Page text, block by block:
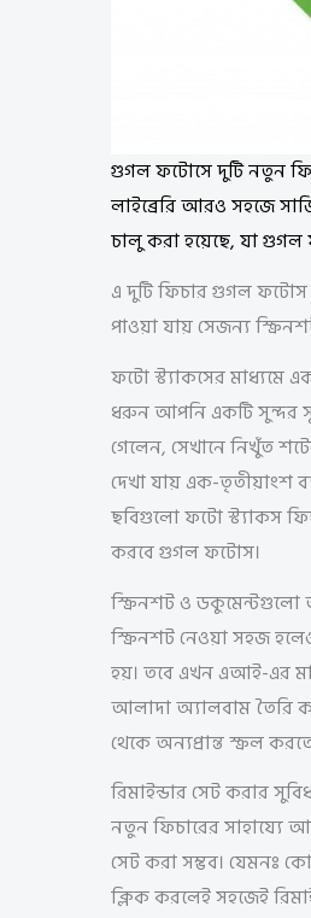
গুগল ফটোসে দুটি নতুন
লাইব্রেরি আরও সহজে
চালু করা হয়েছে, যা গুগল
এ দুটি ফিচার গুগল ফটোস
পাওয়া যায় সেজন্য
ফটো স্ট্যাকসের মাধ্যমে
ধরুন আপনি একটি সুন্দর
গেলেন, সেখানে নিখুঁত
দেখা যায় এক-তৃতীয়াংশ
ছবিগুলো ফটো স্ট্যাকস
করবে গুগল ফটোস।
স্ক্রিনশট ও ডকুমেন্টগুলো
স্ক্রিনশট নেওয়া সহজ
হয়। তবে এখন এআই-এর
আলাদা অ্যালবাম তৈরি
থেকে অন্যপ্রান্ত স্ক্রল
রিমাইন্ডার সেট করার
নতুন ফিচারের সাহায্যে
সেট করা সম্ভব। যেমনঃ
ক্লিক করলেই সহজেই